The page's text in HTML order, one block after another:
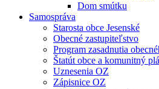
Dom smútku
Samospráva
Starosta obce Jesenské
Obecné zastupiteľstvo
Program zasadnutia
Štatút obce a komunitný
Uznesenia OZ
Zápisnice OZ